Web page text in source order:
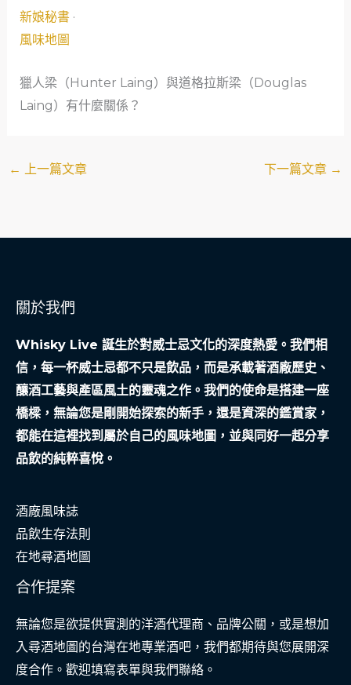
新娘秘書·
風味地圖
獵人梁（Hunter Laing）與道格拉斯梁（Douglas
Laing）有什麼關係？
← 上一篇文章 下一篇文章 →
關於我們
Whisky Live 誕生於對威士忌文化的深度熱愛。我們相
信，每一杯威士忌都不只是飲品，而是承載著酒廠歷史、
釀酒工藝與產區風土的靈魂之作。我們的使命是搭建一座
橋樑，無論您是剛開始探索的新手，還是資深的鑑賞家，
都能在這裡找到屬於自己的風味地圖，並與同好一起分享
品飲的純粹喜悅。
酒廠風味誌
品飲生存法則
在地尋酒地圖
合作提案
無論您是欲提供實測的洋酒代理商、品牌公關，或是想加
入尋酒地圖的台灣在地專業酒吧，我們都期待與您展開深
度合作。歡迎填寫表單與我們聯絡。